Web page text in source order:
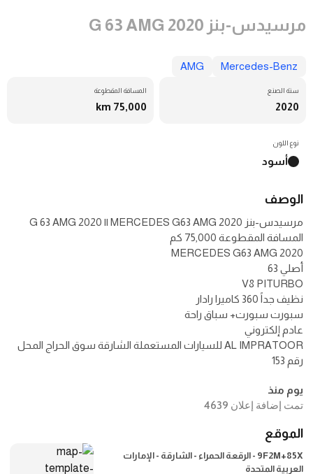
مرسيدس-بنز G 63 AMG 2020
Mercedes-Benz
AMG
سنة الصنع
2020
المسافة المقطوعة
75,000 km
نوع اللون
أسود
الوصف
مرسيدس-بنز G 63 AMG 2020 || MERCEDES G63 AMG 2020
AL IMPRATOOR للسيارات المستعملة الشارقة سوق الحراج المحل
رقم 153
يوم منذ
تمت إضافة إعلان 4639
الموقع
9F2M+85X - الرقعة الحمراء - الشارقة - الإمارات
العربية المتحدة